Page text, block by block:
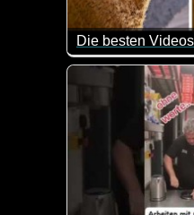
Die besten
Eine tolle